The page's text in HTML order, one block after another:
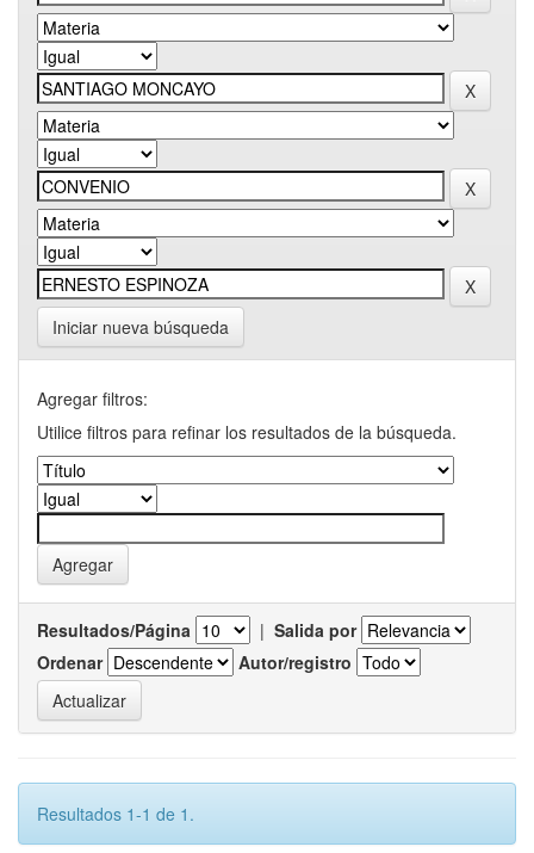
Iniciar nueva búsqueda
Agregar filtros:
Utilice filtros para refinar los resultados de la búsqueda.
Resultados/Página | Salida por
Ordenar
Autor/registro
Resultados 1-1 de 1.